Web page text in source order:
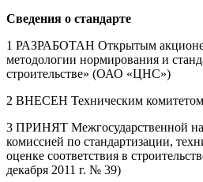
Сведения о стандарте
1 РАЗРАБОТАН Открытым
методологии нормирования и
строительстве» (ОАО «ЦНС»)
2 ВНЕСЕН Техническим
3 ПРИНЯТ Межгосударственной
комиссией по стандартизации,
оценке соответствия в
декабря 2011 г. № 39)